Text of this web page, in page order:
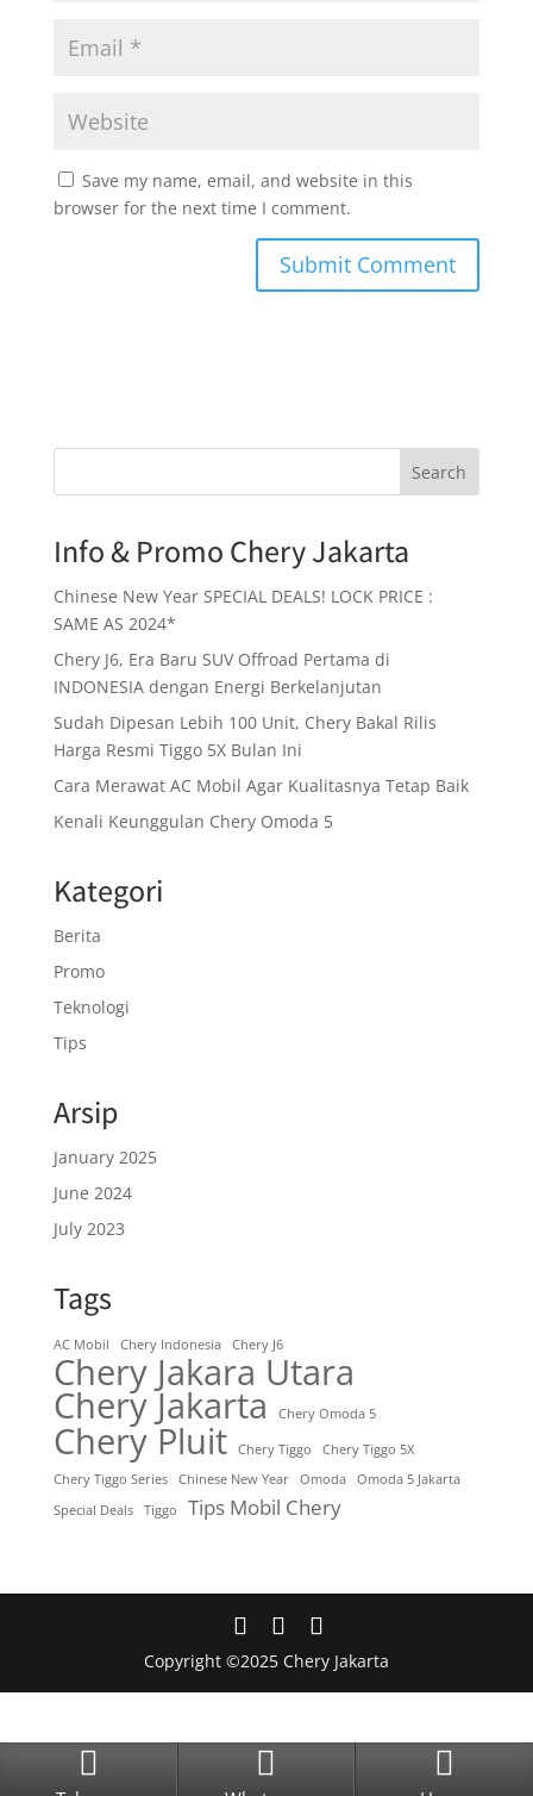
Save my name, email, and website in this
browser for the next time I comment.
Search
Info & Promo Chery Jakarta
Chinese New Year SPECIAL DEALS! LOCK PRICE :
SAME AS 2024*
Chery J6, Era Baru SUV Offroad Pertama di
INDONESIA dengan Energi Berkelanjutan
Sudah Dipesan Lebih 100 Unit, Chery Bakal Rilis
Harga Resmi Tiggo 5X Bulan Ini
Cara Merawat AC Mobil Agar Kualitasnya Tetap Baik
Kenali Keunggulan Chery Omoda 5
Kategori
Berita
Promo
Teknologi
Tips
Arsip
January 2025
June 2024
July 2023
Tags
AC Mobil Chery Indonesia Chery J6
Chery Jakara Utara
Chery Jakarta Chery Omoda 5
Chery Pluit Chery Tiggo
Chery Tiggo 5X
Chery Tiggo Series
Chinese New Year Omoda
Omoda 5 Jakarta
Special Deals
Tiggo Tips Mobil Chery
Copyright ©2025 Chery Jakarta